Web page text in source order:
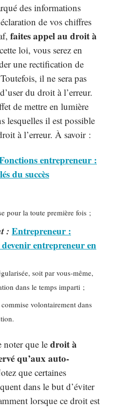
des informations
de vos chiffres
faites appel au droit à
loi, vous serez en
une rectification de
il ne sera pas
du droit à l’erreur.
de mettre en lumière
lesquelles il est possible
à l’erreur. À savoir :
entrepreneur :
du succès
pour la toute première fois ;
: Entrepreneur :
entrepreneur en
soit par vous-même,
dans le temps imparti ;
commise volontairement dans
noter que le droit à
qu’aux auto-
que certaines
dans le but d’éviter
lorsque ce droit est